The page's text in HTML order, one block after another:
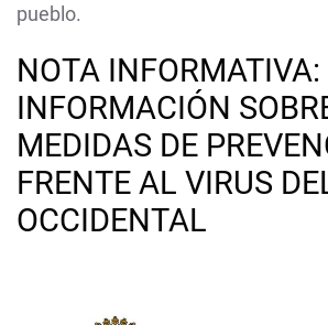
pueblo.
NOTA INFORMATIVA:
INFORMACIÓN
MEDIDAS DE
FRENTE AL VIRUS
OCCIDENTAL